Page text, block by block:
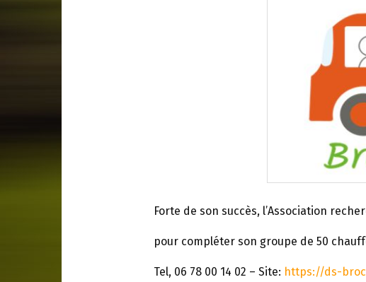
Forte de son succès, l’Association
pour compléter son groupe de 50
Tel, 06 78 00 14 02 – Site: https://ds-